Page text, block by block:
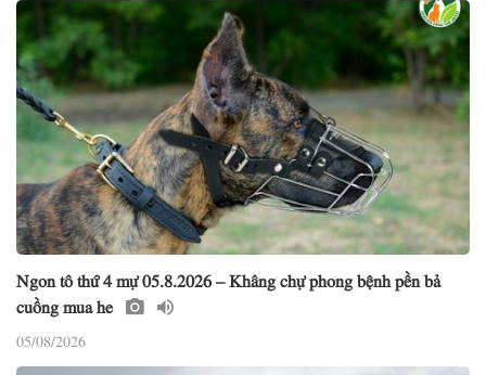
Ngon tô thứ 4 mự 05.8.2026 – Khâng chự phong bệnh pền bả
cuồng mua he
05/08/2026